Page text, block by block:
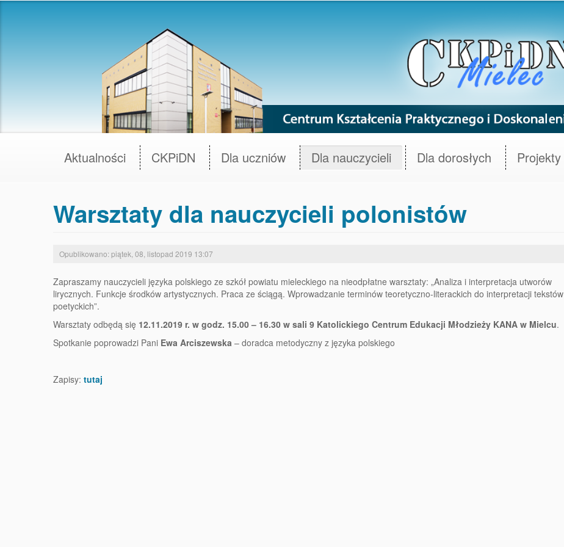
Aktualności CKPiDN Dla uczniów Dla nauczycieli Dla dorosłych Projekty
Warsztaty dla nauczycieli polonistów
Opublikowano: piątek, 08, listopad 2019 13:07
Zapraszamy nauczycieli języka polskiego ze szkół powiatu mieleckiego na nieodpłatne warsztaty: „Analiza i interpretacja utworów
lirycznych. Funkcje środków artystycznych. Praca ze ściągą. Wprowadzanie terminów teoretyczno-literackich do interpretacji tekstów
poetyckich”.
Warsztaty odbędą się 12.11.2019 r. w godz. 15.00 – 16.30 w sali 9 Katolickiego Centrum Edukacji Młodzieży KANA w Mielcu.
Spotkanie poprowadzi Pani Ewa Arciszewska – doradca metodyczny z języka polskiego
Zapisy: tutaj